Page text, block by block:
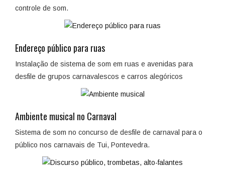
controle de som.
Endereço público para ruas
Instalação de sistema de som em ruas e avenidas para
desfile de grupos carnavalescos e carros alegóricos
Ambiente musical no Carnaval
Sistema de som no concurso de desfile de carnaval para o
público nos carnavais de Tui, Pontevedra.